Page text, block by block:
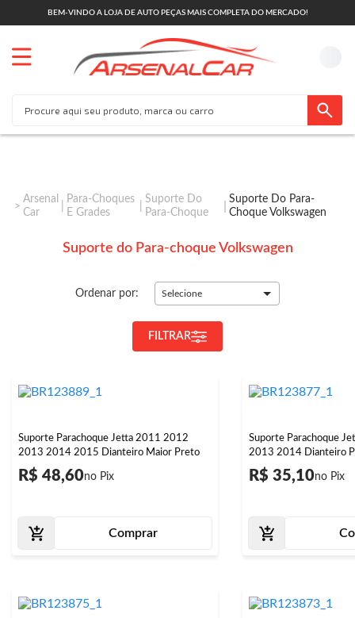
BEM-VINDO A LOJA DE AUTO PEÇAS MAIS COMPLETA DO MERCADO!
Arsenal
Car
Para-Choques
E Grades
Suporte Do
Para-Choque
Suporte Do Para-
Choque Volkswagen
Suporte do Para-choque Volkswagen
Ordenar por: Selecione
FILTRAR
Suporte Parachoque Jetta 2011 2012
2013 2014 2015 Dianteiro Maior Preto
R$ 48,60
Comprar
Suporte Parachoque
2013 2014 Dianteiro
R$ 35,10